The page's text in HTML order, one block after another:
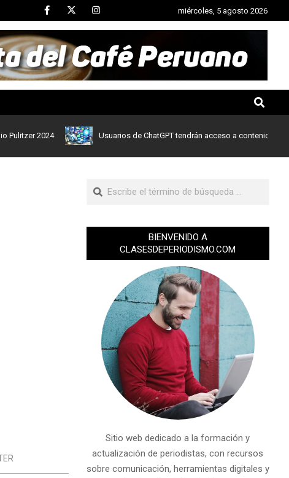
miércoles, 5 agosto 2026
2024 Usuarios de ChatGPT tendrán acceso a contenidos de
BIENVENIDO A
CLASESDEPERIODISMO.COM
Sitio web dedicado a la formación y
actualización de periodistas, con recursos
sobre comunicación, herramientas digitales y